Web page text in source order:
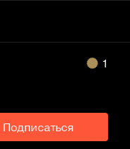
1
Подписаться